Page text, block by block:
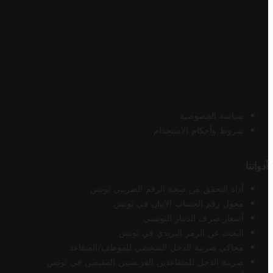
سياسة الخصوصية
شروط وأحكام الاستخدام
أدواتنا
أداة التحقق من صحة الرقم الضريبي تونس
محول رقم الحساب الآيبان في تونس
أسعار صرف الدينار التونسي
البحث عن الرمز البريدي في تونس
محاكي ضريبة الدخل الشخصي للموظف/المتقاعد
ضريبة الدخل للمتقاعدين الفرنسيين المقيمين في تونس